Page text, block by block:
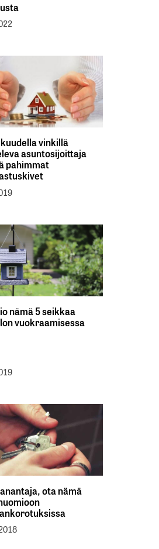
vinkillä
asuntosijoittaja
pahimmat
nämä 5 seikkaa
vuokraamisessa
ota nämä